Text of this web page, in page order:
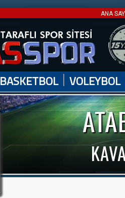
ANA
BASKETBOL | VOLEYBOL